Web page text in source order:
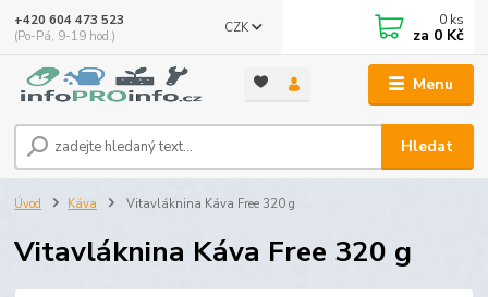
Menu
CZK
Hledat
+420 604 473 523
(Po-Pá, 9-19 hod.)
0 ks
za 0 Kč
Úvod Káva Vitavláknina Káva Free 320 g
Vitavláknina Káva Free 320 g